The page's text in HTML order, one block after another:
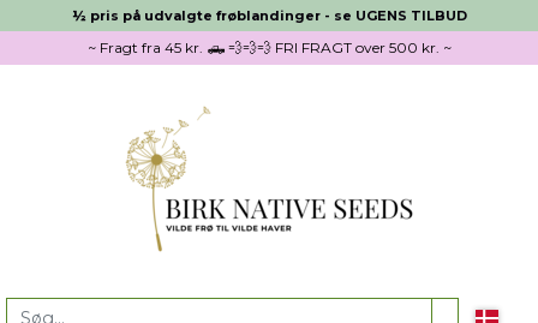
½ pris på udvalgte frøblandinger - se UGENS TILBUD
~ Fragt fra 45 kr. 🛻 💨💨💨 FRI FRAGT over 500 kr. ~